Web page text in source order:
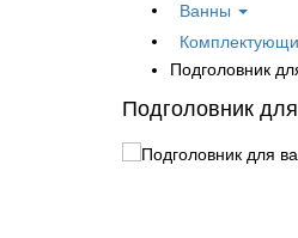
Ванны
Подголовник
Подголовник